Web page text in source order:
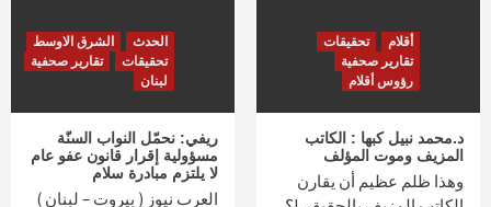
أقلام
تحقيقات
تقارير صحفية
رؤوس أقلام
د.محمد نبيل كبها : الكاتب
المزيف وموت المؤلف
وهذا ظلم عظيم أن يقارن
الحدث
الشرق الاوسط
تحقيقات
تقارير صحفية
لبنان
ريفي: نحمّل النواب السنّة
مسؤولية إقرار قانون عفو عام
لا يلتزم مبادرة سلام
العرب نيوز ( بيروت – لبنان )